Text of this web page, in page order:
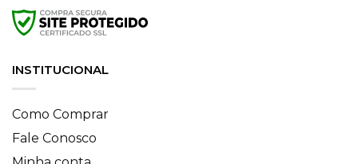
INSTITUCIONAL
Como Comprar
Fale Conosco